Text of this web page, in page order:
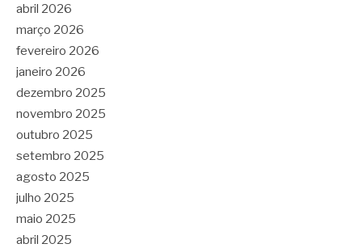
abril 2026
março 2026
fevereiro 2026
janeiro 2026
dezembro 2025
novembro 2025
outubro 2025
setembro 2025
agosto 2025
julho 2025
maio 2025
abril 2025